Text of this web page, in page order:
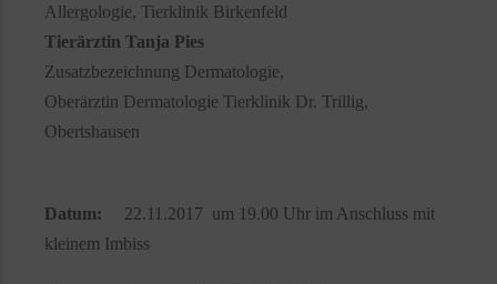
Allergologie, Tierklinik Birkenfeld
Tierärztin Tanja Pies
Zusatzbezeichnung Dermatologie,
Oberärztin Dermatologie Tierklinik Dr. Trillig,
Obertshausen
Datum:
22.11.2017 um 19.00 Uhr im Anschluss mit
kleinem Imbiss